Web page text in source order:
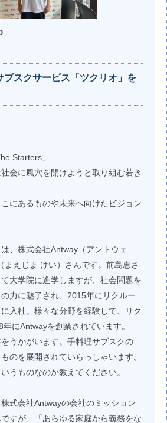
ブスクサービス「ツクリオ」を
Starters」
会に風穴を開けようと取り組む若き
にあるものや未来へ向けたビジョン
、株式会社Antway（アントウェ
まえじま けい）さんです。前島恵さ
大学院に進学しますが、社会問題を
力に魅了され、2015年にリクルー
入社。様々な分野を経験して、リク
にAntwayを創業されています。
うかがいます。手料理サブスクの
のを展開されていらっしゃいます。
うものなのか教えてください。
株式会社Antwayの会社のミッション
すが、「あらゆる家庭から義務をな